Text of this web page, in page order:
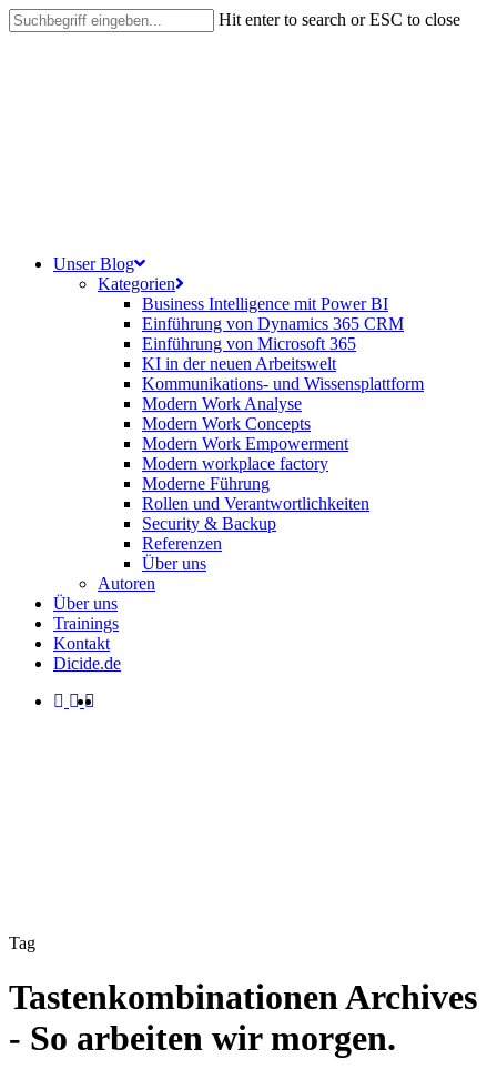
Skip
to
Hit enter to search or ESC to close
search
Menu
Unser Blog
Kategorien
Business Intelligence mit Power BI
Einführung von Dynamics 365 CRM
Einführung von Microsoft 365
KI in der neuen Arbeitswelt
Kommunikations- und Wissensplattform
Modern Work Analyse
Modern Work Concepts
Modern Work Empowerment
Modern workplace factory
Moderne Führung
Rollen und Verantwortlichkeiten
Security & Backup
Referenzen
Über uns
Autoren
Über uns
Trainings
Kontakt
Dicide.de
facebook
linkedin
instagram
Tag
Tastenkombinationen Archives
- So arbeiten wir morgen.